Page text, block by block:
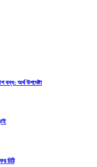
বন্ধ: অর্থ উপদেষ্টা
চিঠি